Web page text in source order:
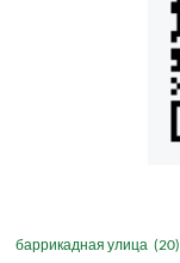
баррикадная улица (20)